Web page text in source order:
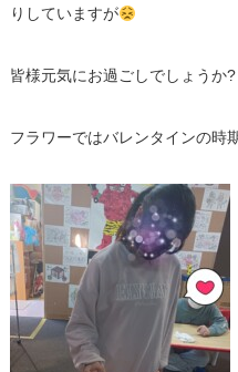
りしていますが
皆様元気にお過ごしでしょうか?
フラワーではバレンタインの時